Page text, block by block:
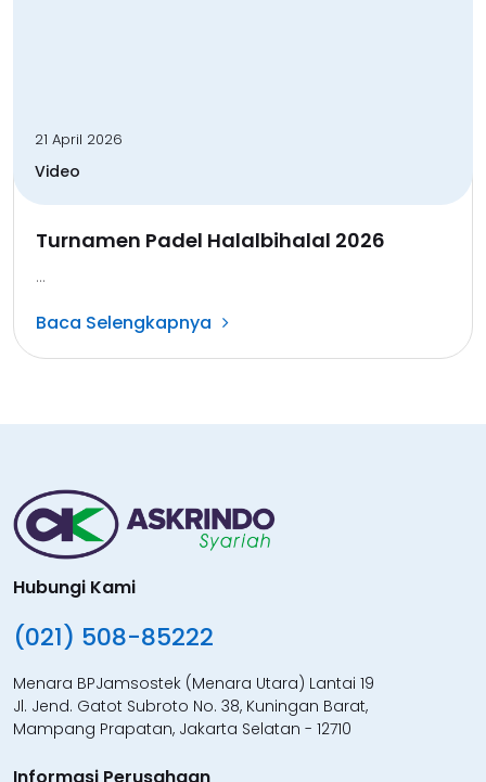
21 April 2026
Video
Turnamen Padel Halalbihalal 2026
...
Baca Selengkapnya
Hubungi Kami
(021) 508-85222
Menara BPJamsostek (Menara Utara) Lantai 19
Jl. Jend. Gatot Subroto No. 38, Kuningan Barat,
Mampang Prapatan, Jakarta Selatan - 12710
Informasi Perusahaan